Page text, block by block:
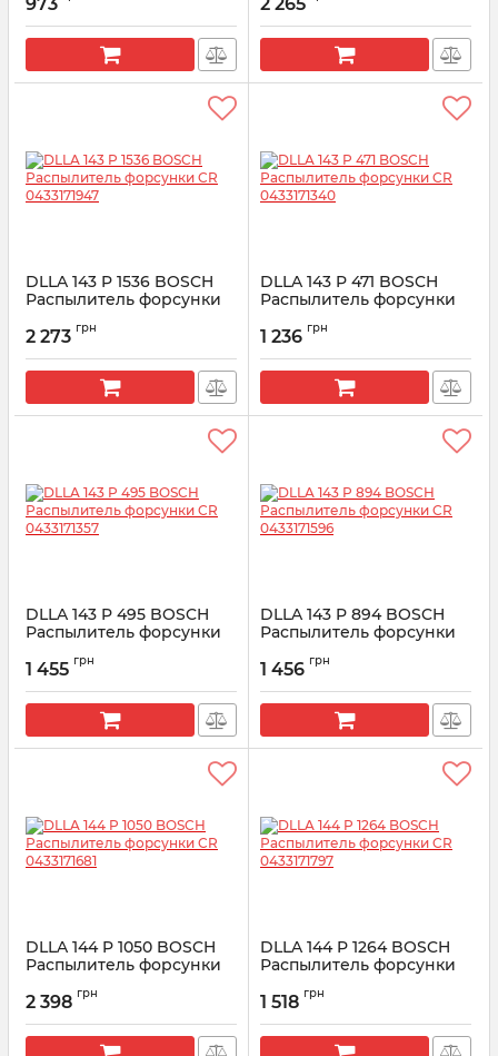
Артикул: Артикул:
DLLA 143 P 1536 BOSCH
Распылитель форсунки
Артикул:
2 273 грн
DLLA 143 P 471 BOSCH
Распылитель форсунки
Артикул:
1 236 грн
DLLA 143 P 495 BOSCH
Распылитель форсунки
Артикул:
1 455 грн
DLLA 143 P 894 BOSCH
Распылитель форсунки
Артикул:
1 456 грн
DLLA 144 P 1050 BOSCH
Распылитель форсунки
Артикул:
2 398 грн
DLLA 144 P 1264 BOSCH
Распылитель форсунки
Артикул:
1 518 грн